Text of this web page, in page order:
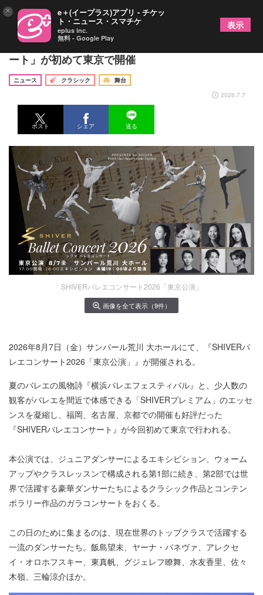
プレミアムなバレエ体験 「SHIVERバレエコンサ
ート」が初めて東京で開催
ニュース クラシック
舞台
2026.7.7
ポスト シェア 送る
SHIVERバレエコンサート2026「東京公演」
画像を全て表示（9件）
2026年8月7日（金）サンパール荒川 大ホールにて、『SHIVERバ
レエコンサート2026「東京公演」』が開催される。
夏のバレエの風物詩『横浜バレエフェスティバル』と、少人数の
観客がバレエを間近で体感できる「SHIVERプレミアム」のエッセ
ンスを凝縮し、福岡、名古屋、京都での開催も好評だった
『SHIVERバレエコンサート』が今回初めて東京で行われる。
本公演では、ジュニアダンサーによるエキシビション、ウォーム
アップやクラスレッスンで構成される第1部に続き、第2部では世
界で活躍する豪華ダンサーたちによるクラシック作品とコンテン
ポラリー作品のガラコンサートをおくる。
この日のために集まるのは、現在世界のトップクラスで活躍する
一流のダンサーたち。飯島望未、ヤーナ・パネヴァ、アレクセ
イ・オロホフスキー、東真帆、グジェレフ瞭舞、水友香里、佐々
木嶺、三輪涼介ほか。
× e＋(イープラス)アプリ - チケッ
ト・ニュース・スマチケ
eplus inc.
無料 - Google Play
表示